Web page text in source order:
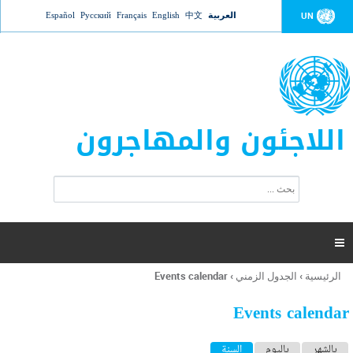
Jump to navigation UN العربية 中文
English
Français
Русский
Español
اللاجئون والمهاجرون
ت
ر
ل
ح
ب

أنت
هنا
الرئيسية › الجدول الزمني ›
Events calendar
Events calendar